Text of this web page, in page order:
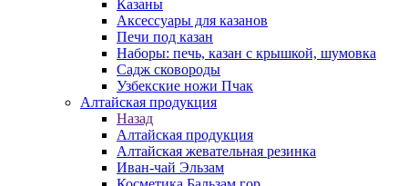
Казаны
Аксессуары для казанов
Печи под казан
Наборы: печь, казан с крышкой, шумовка
Садж сковороды
Узбекские ножи Пчак
Алтайская продукция
Назад
Алтайская продукция
Алтайская жевательная резинка
Иван-чай Эльзам